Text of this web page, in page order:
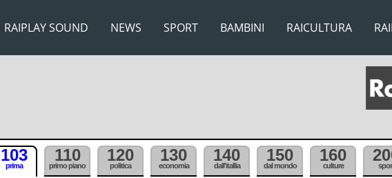
RAIPLAY SOUND NEWS SPORT BAMBINI RAICULTURA
103
prima
110
primo piano
120
politica
130
economia
140
dall'itallia
150
dal mondo
160
culture